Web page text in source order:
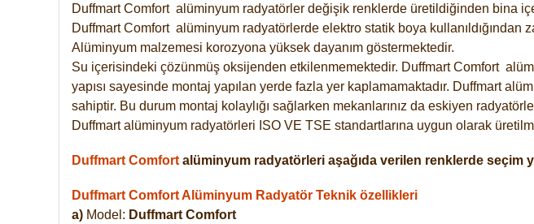
Duffmart Comfort alüminyum radyatörler değişik renklerde üretildiğinden bina
DuffmartComfort alüminyum radyatörlerde elektro statik boya kullanıldığından
Alüminyum malzemesi korozyona yüksek dayanım göstermektedir.
Su içerisindeki çözünmüş oksijenden etkilenmemektedir. DuffmartComfort
yapısı sayesinde montaj yapılan yerde fazla yer kaplamamaktadır. Duffmart
sahiptir. Bu durum montaj kolaylığı sağlarken mekanlarınız da eskiyen
Duffmart alüminyum radyatörleri ISO VE TSE standartlarına uygun olarak
Duffmart Comfort alüminyum radyatörleri aşağıda verilen renklerde seçim
Duffmart Comfort Alüminyum Radyatör Teknik özellikleri
a) Model: Duffmart Comfort